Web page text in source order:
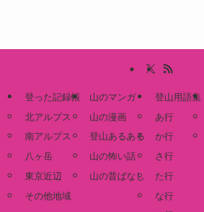
登った記録帳
北アルプス
南アルプス
八ヶ岳
東京近辺
その他地域
山のマンガ
山の漫画
登山あるある
山の怖い話
山の昔ばなし
登山用語集
あ行
か行
さ行
た行
な行